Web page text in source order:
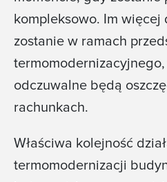
kompleksowo. Im więcej
zostanie w ramach
odczuwalne będą
rachunkach.
Właściwa kolejność
termomodernizacji